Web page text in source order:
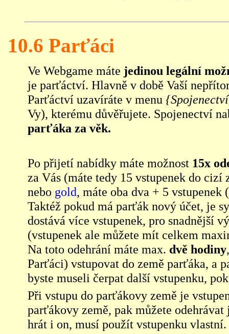
10.6 Parťáci
Ve Webgame máte jedinou legální
je parťáctví. Hlavně v době Vaší
Parťáctví uzavíráte v menu
Vy), kterému důvěřujete. Spojenectví
parťáka za věk.
Po přijetí nabídky máte možnost 15x
za Vás (máte tedy 15 vstupenek do
nebo gold, máte oba dva + 5
Taktéž pokud má parťák nový účet, je
dostává více vstupenek, pro snadnější
(vstupenek ale můžete mít celkem
Na toto odehrání máte max. dvě hodiny
Parťáci) vstupovat do země parťáka, a
byste museli čerpat další vstupenku,
Při vstupu do parťákovy země je
parťákovy země, pak můžete
hrát i on, musí použít vstupenku vlastní.